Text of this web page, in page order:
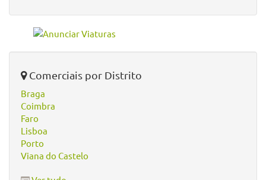
Comerciais por Distrito
Braga
Coimbra
Faro
Lisboa
Porto
Viana do Castelo